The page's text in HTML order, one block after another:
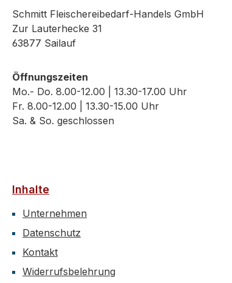
Schmitt Fleischereibedarf-Handels GmbH
Zur Lauterhecke 31
63877 Sailauf
Öffnungszeiten
Mo.- Do. 8.00-12.00 | 13.30-17.00 Uhr
Fr. 8.00-12.00 | 13.30-15.00 Uhr
Sa. & So. geschlossen
Inhalte
Unternehmen
Datenschutz
Kontakt
Widerrufsbelehrung